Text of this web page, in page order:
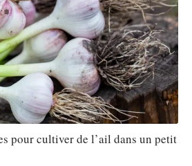
pour cultiver de l’ail dans un petit